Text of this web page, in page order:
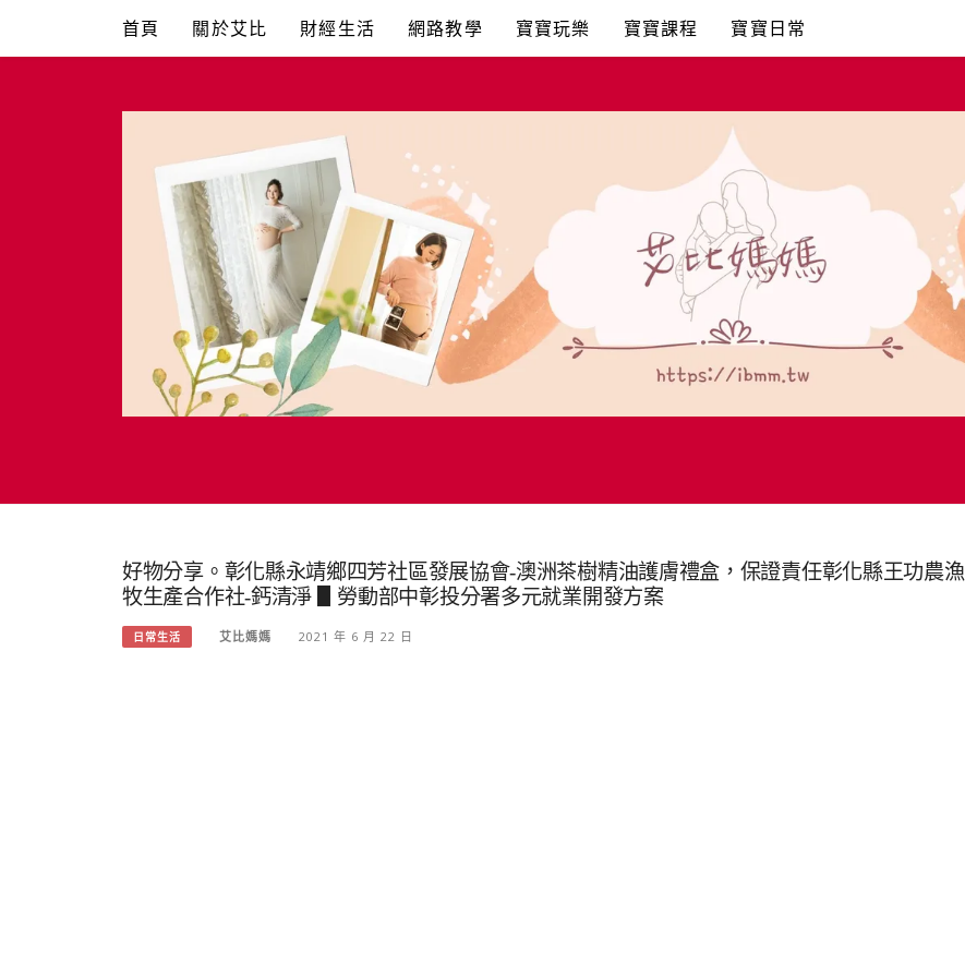
content
首頁 關於艾比 財經生活 網路教學 寶寶玩樂 寶寶課程 寶寶日常
艾比媽媽
好物分享。彰化縣永靖鄉四芳社區發展協會-澳洲茶樹精油護膚禮盒，保證責任彰化縣王功農漁
牧生產合作社-鈣清淨 ▋勞動部中彰投分署多元就業開發方案
日常生活 艾比媽媽 2021 年 6 月 22 日